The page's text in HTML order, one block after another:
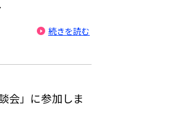
続きを読む
会」に参加しま